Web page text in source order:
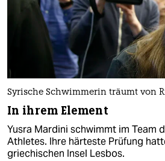
Syrische Schwimmerin träumt von
In ihrem Element
Yusra Mardini schwimmt im Team
Athletes. Ihre härteste Prüfung
griechischen Insel Lesbos.